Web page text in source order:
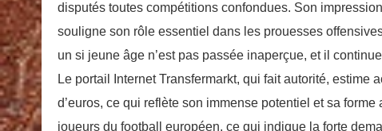
disputés toutes compétitions confondues. Son
souligne son rôle essentiel dans les prouesses
un si jeune âge n’est pas passée inaperçue, et il
Le portail Internet Transfermarkt, qui fait autorité,
d’euros, ce qui reflète son immense potentiel et sa
joueurs du football européen, ce qui indique la forte